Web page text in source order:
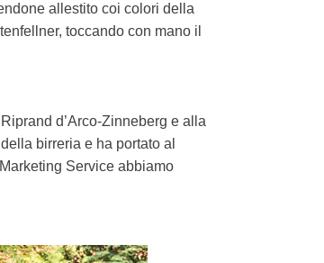
allestito coi colori della
toccando con mano il
d’Arco-Zinneberg e alla
birreria e ha portato al
Service abbiamo